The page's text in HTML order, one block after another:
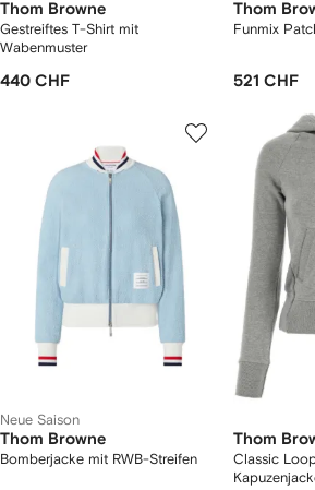
Thom Browne
Gestreiftes T-Shirt mit
Wabenmuster
440 CHF
Thom
Funmix
521 CHF
Neue Saison
Thom Browne
Bomberjacke mit RWB-Streifen
Thom
Classic